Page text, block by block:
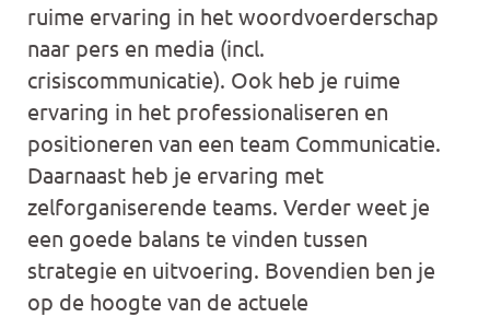
ruime ervaring in het woordvoerderschap
naar pers en media (incl.
crisiscommunicatie). Ook heb je ruime
ervaring in het professionaliseren en
positioneren van een team Communicatie.
Daarnaast heb je ervaring met
zelforganiserende teams. Verder weet je
een goede balans te vinden tussen
strategie en uitvoering. Bovendien ben je
op de hoogte van de actuele